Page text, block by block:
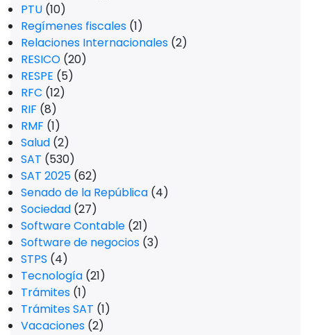
PTU (10)
Regímenes fiscales (1)
Relaciones Internacionales (2)
RESICO (20)
RESPE (5)
RFC (12)
RIF (8)
RMF (1)
Salud (2)
SAT (530)
SAT 2025 (62)
Senado de la República (4)
Sociedad (27)
Software Contable (21)
Software de negocios (3)
STPS (4)
Tecnología (21)
Trámites (1)
Trámites SAT (1)
Vacaciones (2)